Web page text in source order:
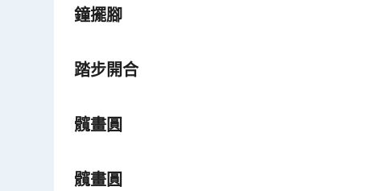
鐘擺腳
踏步開合
髖畫圓
髖畫圓